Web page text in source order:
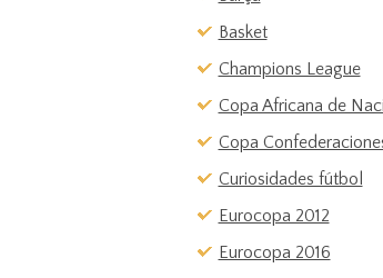
Basket
Champions League
Copa Africana de
Copa
Curiosidades fútbol
Eurocopa 2012
Eurocopa 2016